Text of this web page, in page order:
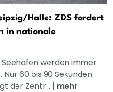
Halle: ZDS fordert
in nationale
werden immer
60 bis 90 Sekunden
der Zentr... | mehr